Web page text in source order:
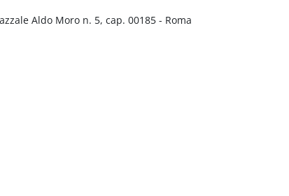
Aldo Moro n. 5, cap. 00185 - Roma